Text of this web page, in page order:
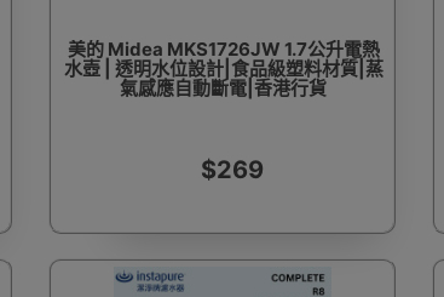
美的 Midea MKS1726JW 1.7公升電熱
水壺 | 透明水位設計|食品級塑料材質|蒸
氣感應自動斷電|香港行貨
$269